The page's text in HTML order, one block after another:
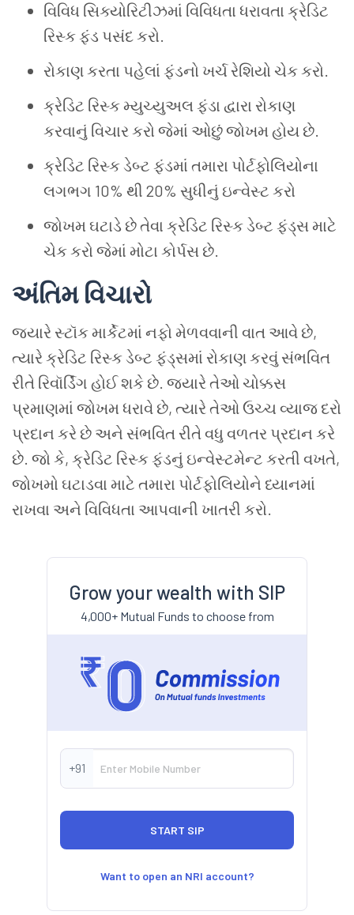
વિવિધ સિક્યોરિટીઝમાં વિવિધતા ધરાવતા ક્રેડિટ
રિસ્ક ફંડ પસંદ કરો.
રોકાણ કરતા પહેલાં ફંડનો ખર્ચ રેશિયો ચેક કરો.
ક્રેડિટ રિસ્ક મ્યુચ્યુઅલ ફંડા દ્વારા રોકાણ
કરવાનું વિચાર કરો જેમાં ઓછું જોખમ હોય છે.
ક્રેડિટ રિસ્ક ડેબ્ટ ફંડમાં તમારા પોર્ટફોલિયોના
લગભગ 10% થી 20% સુધીનું ઇન્વેસ્ટ કરો
જોખમ ઘટાડે છે તેવા ક્રેડિટ રિસ્ક ડેબ્ટ ફંડ્સ માટે
ચેક કરો જેમાં મોટા કોર્પસ છે.
અંતિમ વિચારો
જ્યારે સ્ટૉક માર્કેટમાં નફો મેળવવાની વાત આવે છે,
ત્યારે ક્રેડિટ રિસ્ક ડેબ્ટ ફંડ્સમાં રોકાણ કરવું સંભવિત
રીતે રિવૉર્ડિંગ હોઈ શકે છે. જ્યારે તેઓ ચોક્કસ
પ્રમાણમાં જોખમ ધરાવે છે, ત્યારે તેઓ ઉચ્ચ વ્યાજ દરો
પ્રદાન કરે છે અને સંભવિત રીતે વધુ વળતર પ્રદાન કરે
છે. જો કે, ક્રેડિટ રિસ્ક ફંડનું ઇન્વેસ્ટમેન્ટ કરતી વખતે,
જોખમો ઘટાડવા માટે તમારા પોર્ટફોલિયોને ધ્યાનમાં
રાખવા અને વિવિધતા આપવાની ખાતરી કરો.
Grow your wealth with SIP
4,000+ Mutual Funds to choose from
+91
Want to open an NRI account?